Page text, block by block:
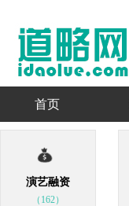
首页
演艺融资
（162）